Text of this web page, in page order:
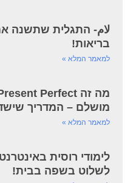
لام- התגלית שתשנה
בריאות!
למאמר המלא »
מושלם – המדריך
למאמר המלא »
לימודי רוסית
לשלוט בשפה בבית!